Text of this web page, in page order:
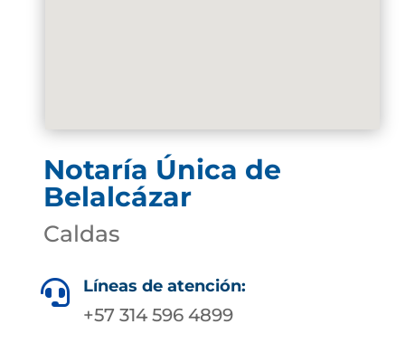
Notaría Única de
Belalcázar
Caldas
 Líneas de atención:
+57 314 596 4899